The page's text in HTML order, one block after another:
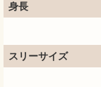
身長
スリーサイズ